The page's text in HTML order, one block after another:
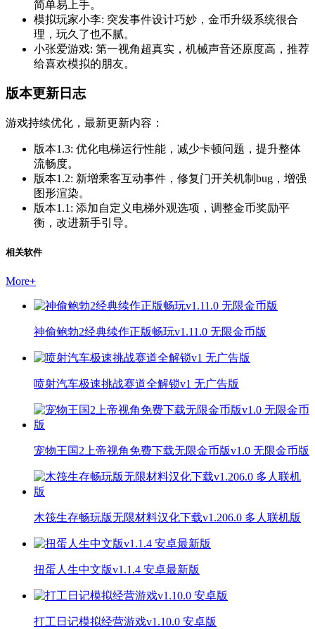
简单易上手。
模拟玩家小李: 突发事件设计巧妙，金币升级系统很合
理，玩久了也不腻。
小张爱游戏: 第一视角超真实，机械声音还原度高，推荐
给喜欢模拟的朋友。
版本更新日志
游戏持续优化，最新更新内容：
版本1.3: 优化电梯运行性能，减少卡顿问题，提升整体
流畅度。
版本1.2: 新增乘客互动事件，修复门开关机制bug，增强
图形渲染。
版本1.1: 添加自定义电梯外观选项，调整金币奖励平
衡，改进新手引导。
相关软件
More+
神偷鲍勃2经典续作正版畅玩v1.11.0 无限金币版
喷射汽车极速挑战赛道全解锁v1 无广告版
宠物王国2上帝视角免费下载无限金币版v1.0 无限金币版
木筏生存畅玩版无限材料汉化下载v1.206.0 多人联机版
扭蛋人生中文版v1.1.4 安卓最新版
打工日记模拟经营游戏v1.10.0 安卓版